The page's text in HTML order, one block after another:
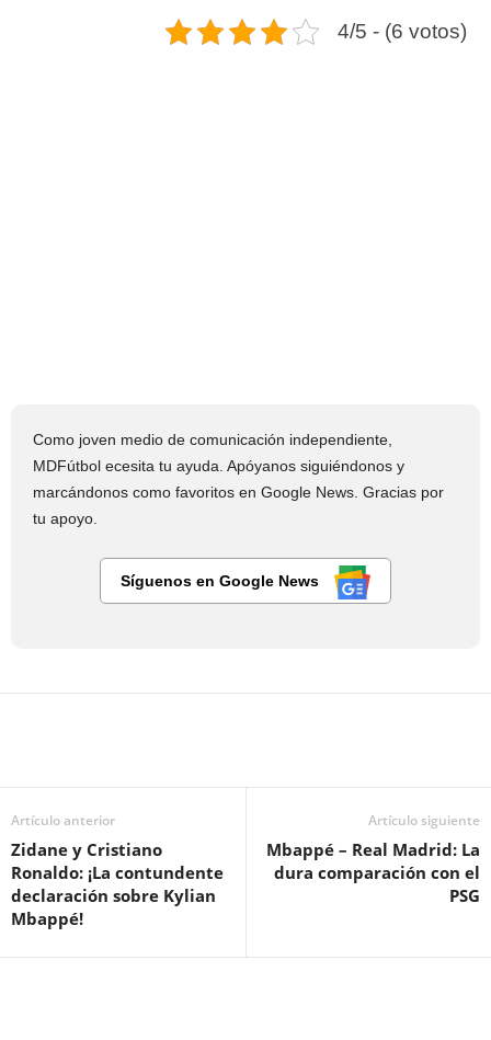
4/5 - (6 votos)
Como joven medio de comunicación independiente,
MDFútbol ecesita tu ayuda. Apóyanos siguiéndonos y
marcándonos como favoritos en Google News. Gracias por
tu apoyo.
Síguenos en Google News
Artículo anterior
Zidane y Cristiano
Ronaldo: ¡La contundente
declaración sobre Kylian
Mbappé!
Artículo siguiente
Mbappé – Real Madrid: La
dura comparación con el
PSG